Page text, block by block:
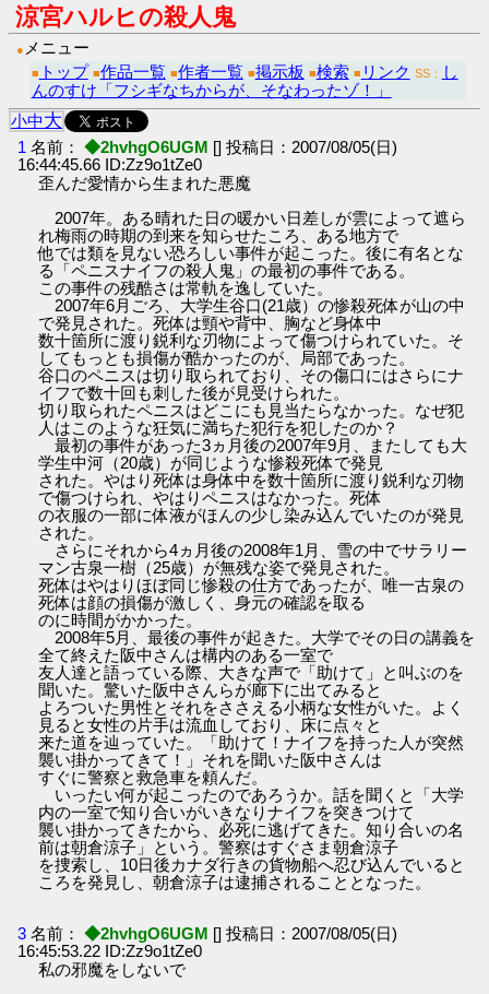
涼宮ハルヒの殺人鬼
● メニュー
■ トップ ■作品一覧 ■作者一覧 ■掲示板 ■検索 ■ リンク SS：
し
んのすけ「フシギなちからが、そなわったゾ！」
小中大
1 名前： ◆2hvhgO6UGM [] 投稿日：2007/08/05(日)
16:44:45.66 ID:Zz9o1tZe0
歪んだ愛情から生まれた悪魔
2007年。ある晴れた日の暖かい日差しが雲によって遮ら
れ梅雨の時期の到来を知らせたころ、ある地方で
他では類を見ない恐ろしい事件が起こった。後に有名とな
る「ペニスナイフの殺人鬼」の最初の事件である。
この事件の残酷さは常軌を逸していた。
2007年6月ごろ、大学生谷口(21歳）の惨殺死体が山の中
で発見された。死体は頸や背中、胸など身体中
数十箇所に渡り鋭利な刃物によって傷つけられていた。そ
してもっとも損傷が酷かったのが、局部であった。
谷口のペニスは切り取られており、その傷口にはさらにナ
イフで数十回も刺した後が見受けられた。
切り取られたペニスはどこにも見当たらなかった。なぜ犯
人はこのような狂気に満ちた犯行を犯したのか？
最初の事件があった3ヵ月後の2007年9月、またしても大
学生中河（20歳）が同じような惨殺死体で発見
された。やはり死体は身体中を数十箇所に渡り鋭利な刃物
で傷つけられ、やはりペニスはなかった。死体
の衣服の一部に体液がほんの少し染み込んでいたのが発見
された。
さらにそれから4ヵ月後の2008年1月、雪の中でサラリー
マン古泉一樹（25歳）が無残な姿で発見された。
死体はやはりほぼ同じ惨殺の仕方であったが、唯一古泉の
死体は顔の損傷が激しく、身元の確認を取る
のに時間がかかった。
2008年5月、最後の事件が起きた。大学でその日の講義を
全て終えた阪中さんは構内のある一室で
友人達と語っている際、大きな声で「助けて」と叫ぶのを
聞いた。驚いた阪中さんらが廊下に出てみると
よろついた男性とそれをささえる小柄な女性がいた。よく
見ると女性の片手は流血しており、床に点々と
来た道を辿っていた。「助けて！ナイフを持った人が突然
襲い掛かってきて！」それを聞いた阪中さんは
すぐに警察と救急車を頼んだ。
いったい何が起こったのであろうか。話を聞くと「大学
内の一室で知り合いがいきなりナイフを突きつけて
襲い掛かってきたから、必死に逃げてきた。知り合いの名
前は朝倉涼子」という。警察はすぐさま朝倉涼子
を捜索し、10日後カナダ行きの貨物船へ忍び込んでいると
ころを発見し、朝倉涼子は逮捕されることとなった。
3 名前： ◆2hvhgO6UGM [] 投稿日：2007/08/05(日)
16:45:53.22 ID:Zz9o1tZe0
私の邪魔をしないで